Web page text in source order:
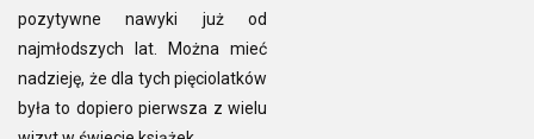
pozytywne nawyki już od
najmłodszych lat. Można mieć
nadzieję, że dla tych pięciolatków
była to dopiero pierwsza z wielu